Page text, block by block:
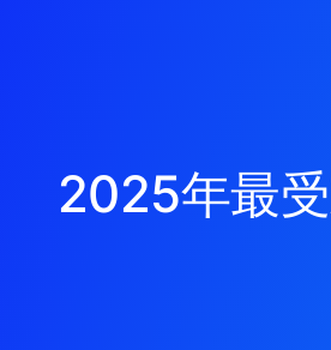
2025年最